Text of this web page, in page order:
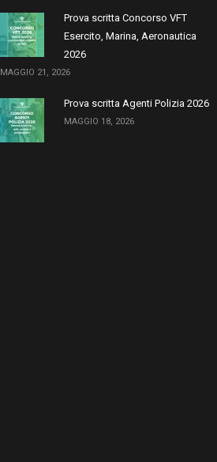
Prova scritta Concorso VFT
Esercito, Marina, Aeronautica
2026
MAGGIO 21, 2026
Prova scritta Agenti Polizia 2026
MAGGIO 18, 2026